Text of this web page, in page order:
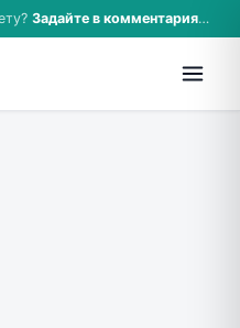
Задайте в комментариях — ответим!